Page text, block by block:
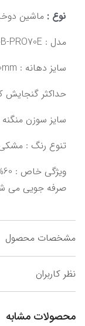
نوع : ماشین
مدل : PST-70B-PRO70E
سایز دهانه : 80mm
حداکثر گنجایش کاغذ :
سایز سوزن منگنه : 24/6-26/6-24/8-
تنوع رنگ :
صرفه جویی می
مشخصات محصول
نظر کاربران
محصولات مشابه